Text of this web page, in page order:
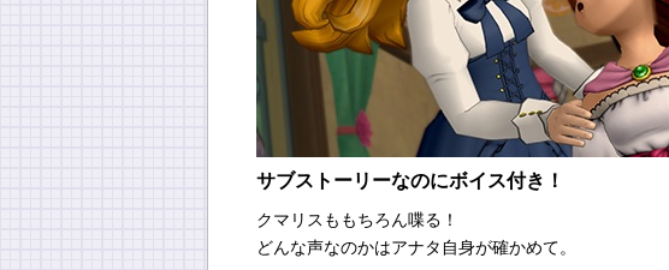
サブストーリーなのにボイス付き！
クマリスももちろん喋る！
どんな声なのかはアナタ自身が確かめて。